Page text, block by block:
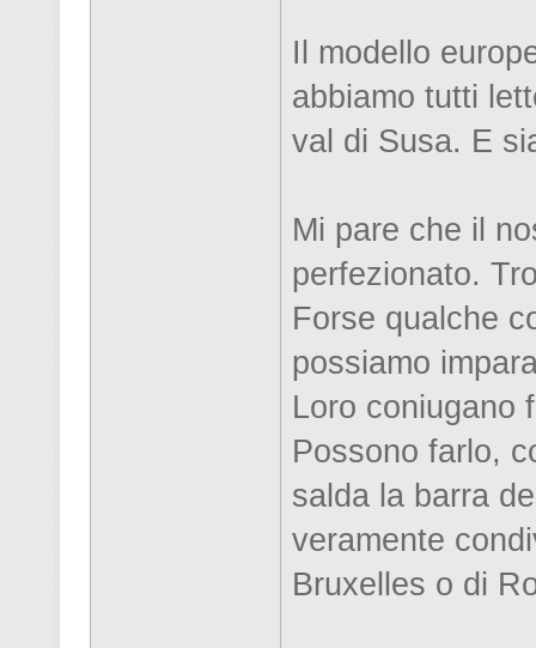
Il modello
abbiamo tutti
val di Susa. E
Mi pare che il
perfezionato.
Forse qualche
possiamo
Loro coniugano
Possono farlo,
salda la barra
veramente
Bruxelles o di